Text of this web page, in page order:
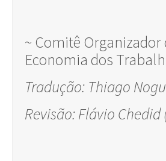
~ Comitê
Economia dos
Tradução: Thiago
Revisão: Flávio Chedid